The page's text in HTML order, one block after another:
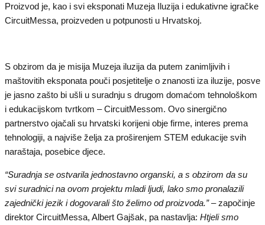
Proizvod je, kao i svi eksponati Muzeja Iluzija i edukativne igračke
CircuitMessa, proizveden u potpunosti u Hrvatskoj.
S obzirom da je misija Muzeja iluzija da putem zanimljivih i
maštovitih eksponata pouči posjetitelje o znanosti iza iluzije, posve
je jasno zašto bi ušli u suradnju s drugom domaćom tehnološkom
i edukacijskom tvrtkom – CircuitMessom. Ovo sinergično
partnerstvo ojačali su hrvatski korijeni obje firme, interes prema
tehnologiji, a najviše želja za proširenjem STEM edukacije svih
naraštaja, posebice djece.
“Suradnja se ostvarila jednostavno organski, a s obzirom da su
svi suradnici na ovom projektu mladi ljudi, lako smo pronalazili
zajednički jezik i dogovarali što želimo od proizvoda.” –započinje
direktor CircuitMessa, Albert Gajšak, pa nastavlja: Htjeli smo